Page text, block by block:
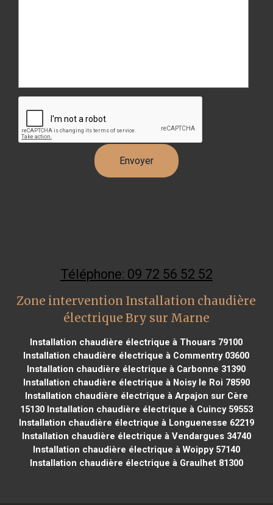
Téléphone: 09 72 56 52 52
Zone intervention Installation chaudière
électrique Bry sur Marne
Installation chaudière électrique à Thouars 79100
Installation chaudière électrique à Commentry 03600
Installation chaudière électrique à Carbonne 31390
Installation chaudière électrique à Noisy le Roi 78590
Installation chaudière électrique à Arpajon sur Cère
15130Installation chaudière électrique à Cuincy 59553
Installation chaudière électrique à Longuenesse 62219
Installation chaudière électrique à Vendargues 34740
Installation chaudière électrique à Woippy 57140
Installation chaudière électrique à Graulhet 81300